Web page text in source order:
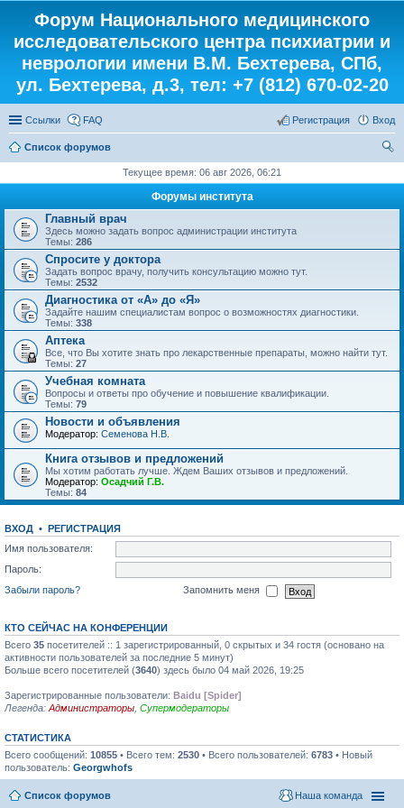
Форум Национального медицинского
исследовательского центра психиатрии и
неврологии имени В.М. Бехтерева, СПб,
ул. Бехтерева, д.3, тел: +7 (812) 670-02-20
Ссылки FAQ Вход
Регистрация
Список форумов
Текущее время: 06 авг 2026, 06:21
Форумы института
Главный врач
Здесь можно задать вопрос администрации института
Темы: 286
Спросите у доктора
Задать вопрос врачу, получить консультацию можно тут.
Темы: 2532
Диагностика от «А» до «Я»
Задайте нашим специалистам вопрос о возможностях диагностики.
Темы: 338
Аптека
Все, что Вы хотите знать про лекарственные препараты, можно найти тут.
Темы: 27
Учебная комната
Вопросы и ответы про обучение и повышение квалификации.
Темы: 79
Новости и объявления
Модератор: Семенова Н.В.
Книга отзывов и предложений
Мы хотим работать лучше. Ждем Ваших отзывов и предложений.
Модератор: Осадчий Г.В.
Темы: 84
ВХОД • РЕГИСТРАЦИЯ
Имя пользователя:
Пароль:
Забыли пароль?
Запомнить меня
КТО СЕЙЧАС НА КОНФЕРЕНЦИИ
Всего 35 посетителей :: 1 зарегистрированный, 0 скрытых и 34 гостя (основано на
активности пользователей за последние 5 минут)
Больше всего посетителей (3640) здесь было 04 май 2026, 19:25
Зарегистрированные пользователи: Baidu [Spider]
Легенда: Администраторы Супермодераторы
СТАТИСТИКА
Всего сообщений: 10855 • Всего тем: 2530 • Всего пользователей: 6783 • Новый
пользователь: Georgwhofs
Список форумов Наша команда